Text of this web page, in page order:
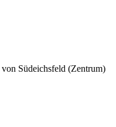
von Südeichsfeld (Zentrum)